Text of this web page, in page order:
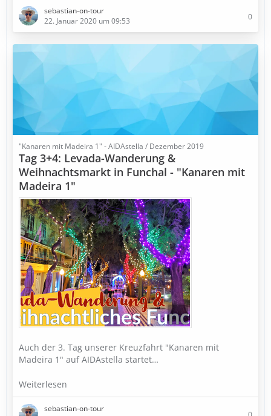
sebastian-on-tour
22. Januar 2020 um 09:53
0
"Kanaren mit Madeira 1" - AIDAstella / Dezember 2019
Tag 3+4: Levada-Wanderung &
Weihnachtsmarkt in Funchal - "Kanaren mit
Madeira 1"
Auch der 3. Tag unserer Kreuzfahrt "Kanaren mit
Madeira 1" auf AIDAstella startet…
Weiterlesen
sebastian-on-tour